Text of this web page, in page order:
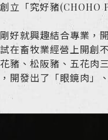
立「究好豬(CHOHO
好就興趣結合專業
畜牧業經營上開
、松阪豬、五花
發出了「眼鏡肉